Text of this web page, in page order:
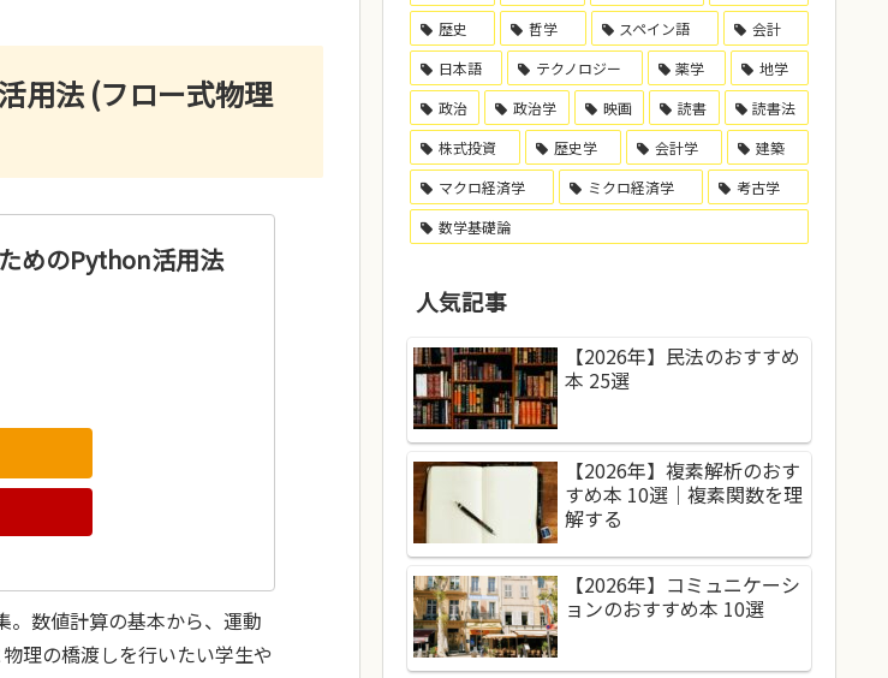
用法 (フロー式物理
めのPython活用法
数値計算の基本から、運動
理の橋渡しを行いたい学生や
歴史
哲学 スペイン語
会計
日本語
テクノロジー 薬学
地学
政治
政治学 映画 読書
読書法
株式投資
歴史学 会計学
建築
マクロ経済学
ミクロ経済学
考古学
数学基礎論
人気記事
【2026年】民法のおすすめ
本 25選
【2026年】複素解析のおす
すめ本 10選｜複素関数を理
解する
【2026年】コミュニケーシ
ョンのおすすめ本 10選